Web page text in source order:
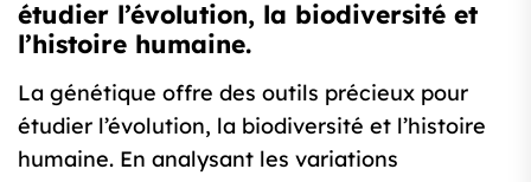
étudier l’évolution, la biodiversité et
l’histoire humaine.
La génétique offre des outils précieux pour
étudier l’évolution, la biodiversité et l’histoire
humaine. En analysant les variations